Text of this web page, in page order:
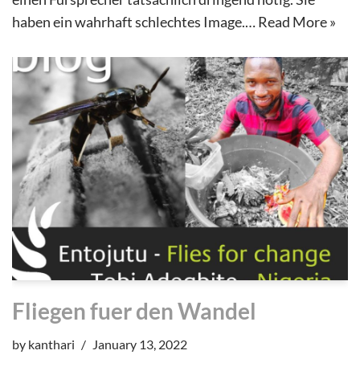
haben ein wahrhaft schlechtes Image.…Read More »
Fliegen fuer den Wandel
by kanthari January 13, 2022